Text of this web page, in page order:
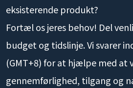
eksisterende produkt?
Fortæl os jeres behov! Del
budget og tidslinje. Vi svarer
(GMT+8) for at hjælpe med at
gennemførlighed, tilgang og